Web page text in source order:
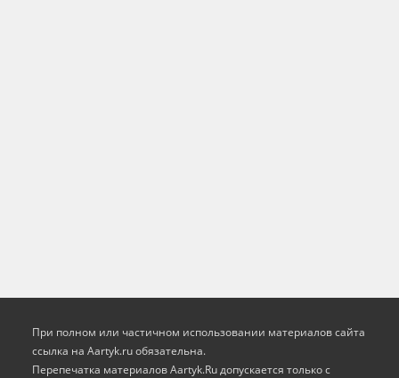
При полном или частичном использовании материалов сайта
ссылка на Aartyk.ru oбязательна.
Перепечатка материалов Aartyk.Ru допускается только с